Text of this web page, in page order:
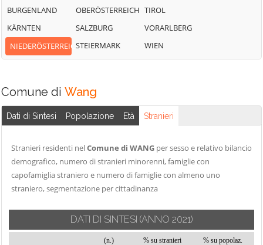
BURGENLAND
KÄRNTEN
NIEDERÖSTERREICH
OBERÖSTERREICH
SALZBURG
STEIERMARK
TIROL
VORARLBERG
WIEN
Comune di Wang
Dati di Sintesi Popolazione Età Stranieri
Stranieri residenti nelComune di WANG per sesso e relativo bilancio
demografico, numero di stranieri minorenni, famiglie con
capofamiglia straniero e numero di famiglie con almeno uno
straniero, segmentazione per cittadinanza
DATI DI SINTESI (ANNO 2021)
(n.) % su stranieri % su popolaz.